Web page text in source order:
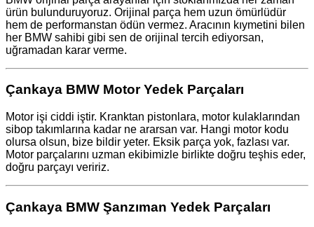
ürün bulunduruyoruz. Orijinal parça hem uzun ömürlüdür
hem de performanstan ödün vermez. Aracının kıymetini bilen
her BMW sahibi gibi sen de orijinal tercih ediyorsan,
uğramadan karar verme.
Çankaya BMW Motor Yedek Parçaları
Motor işi ciddi iştir. Kranktan pistonlara, motor kulaklarından
sibop takımlarına kadar ne ararsan var. Hangi motor kodu
olursa olsun, bize bildir yeter. Eksik parça yok, fazlası var.
Motor parçalarını uzman ekibimizle birlikte doğru teşhis eder,
doğru parçayı veririz.
Çankaya BMW Şanzıman Yedek Parçaları